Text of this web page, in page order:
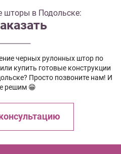
шторы в Подольске:
черных рулонных штор по
купить готовые конструкции
Просто позвоните нам! И
решим 😁